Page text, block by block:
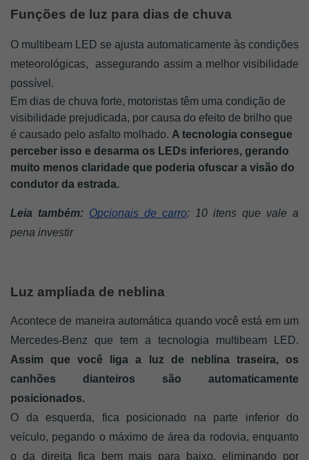
Funções de luz para dias de chuva
O multibeam LED se ajusta automaticamente às condições
meteorológicas,  assegurando assim a melhor visibilidade
possível.
Em dias de chuva forte, motoristas têm uma condição de
visibilidade prejudicada, por causa do efeito de brilho que
é causado pelo asfalto molhado. A tecnologia consegue
perceber isso e desarma os LEDs inferiores, gerando
muito menos claridade que poderia ofuscar a visão do
condutor da estrada.
Leia também: Opcionais de carro: 10 itens que vale a
pena investir
Luz ampliada de neblina
Acontece de maneira automática quando você está em um
Assim que você liga a luz de neblina traseira, os
canhões dianteiros são automaticamente
posicionados.
O da esquerda, fica posicionado na parte inferior do
veículo, pegando o máximo de área da rodovia, enquanto
o da direita fica bem mais para baixo, eliminando por